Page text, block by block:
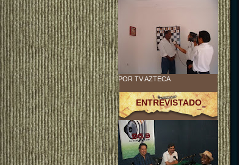
POR TV AZTECA
ENTREVISTADO